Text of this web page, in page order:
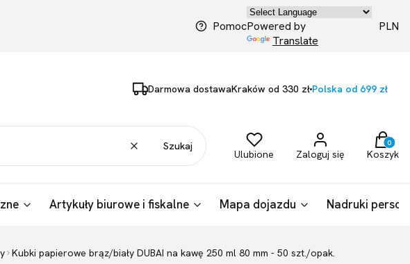
PomocPowered by
Translate
PLN
Darmowa dostawaKraków od 330 zł Polska od 699 zł
Wyczyść Szukaj
Ulubione Zaloguj się Koszyk
Artykuły biurowe i fiskalne Mapa dojazdu Nadruki
Kubki papierowe brąz/biały DUBAI na kawę 250 ml 80 mm - 50 szt./opak.